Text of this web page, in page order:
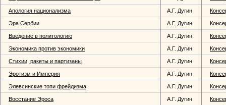
Апология национализма А.Г. Дугин
Эра Сербии А.Г. Дугин
Введение в политологию А.Г. Дугин
Экономика против экономики А.Г. Дугин
Стихии, ракеты и партизаны А.Г. Дугин
Эротизм и Империя А.Г. Дугин
Элевсинские топи фрейдизма А.Г. Дугин
Восстание Эроса А.Г. Дугин